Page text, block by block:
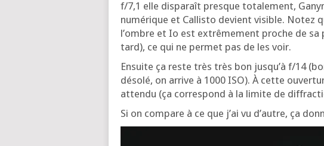
f/7,1 elle dis­pa­raît presque tota­le­ment,
numé­rique et Cal­lis­to devient visible. Notez
l’ombre et Io est extrê­me­ment proche de sa
tard), ce qui ne per­met pas de les voir.
Ensuite ça reste très très bon jus­qu’à f/14
déso­lé, on arrive à 1000 ISO). À cette
atten­du (ça cor­res­pond à la limite de
Si on com­pare à ce que j’ai vu d’autre, ça